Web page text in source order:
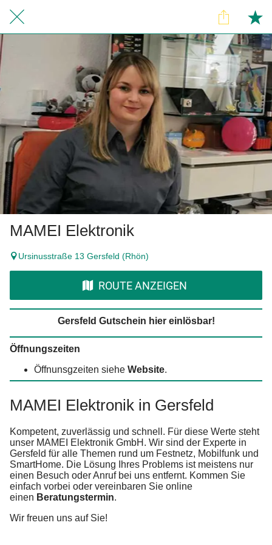
MAMEI Elektronik
Ursinusstraße 13 Gersfeld (Rhön)
ROUTE ANZEIGEN
Gersfeld Gutschein hier einlösbar!
Öffnungszeiten
Öffnunsgzeiten siehe Website.
MAMEI Elektronik in Gersfeld
Kompetent, zuverlässig und schnell. Für diese Werte steht
unser MAMEI Elektronik GmbH. Wir sind der Experte in
Gersfeld für alle Themen rund um Festnetz, Mobilfunk und
SmartHome. Die Lösung Ihres Problems ist meistens nur
einen Besuch oder Anruf bei uns entfernt. Kommen Sie
einfach vorbei oder vereinbaren Sie online
einen Beratungstermin.
Wir freuen uns auf Sie!